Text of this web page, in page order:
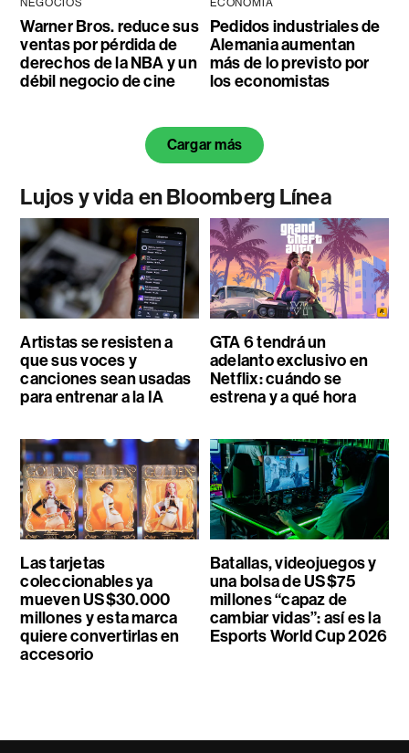
NEGOCIOS
Warner Bros. reduce sus
ventas por pérdida de
derechos de la NBA y un
débil negocio de cine
ECONOMÍA
Pedidos industriales de
Alemania aumentan
más de lo previsto por
los economistas
Cargar más
Lujos y vida en Bloomberg Línea
Artistas se resisten a
que sus voces y
canciones sean usadas
para entrenar a la IA
GTA 6 tendrá un
adelanto exclusivo en
Netflix: cuándo se
estrena y a qué hora
Las tarjetas
coleccionables ya
mueven US$30.000
millones y esta marca
quiere convertirlas en
accesorio
Batallas, videojuegos y
una bolsa de US$75
millones “capaz de
cambiar vidas”: así es la
Esports World Cup 2026